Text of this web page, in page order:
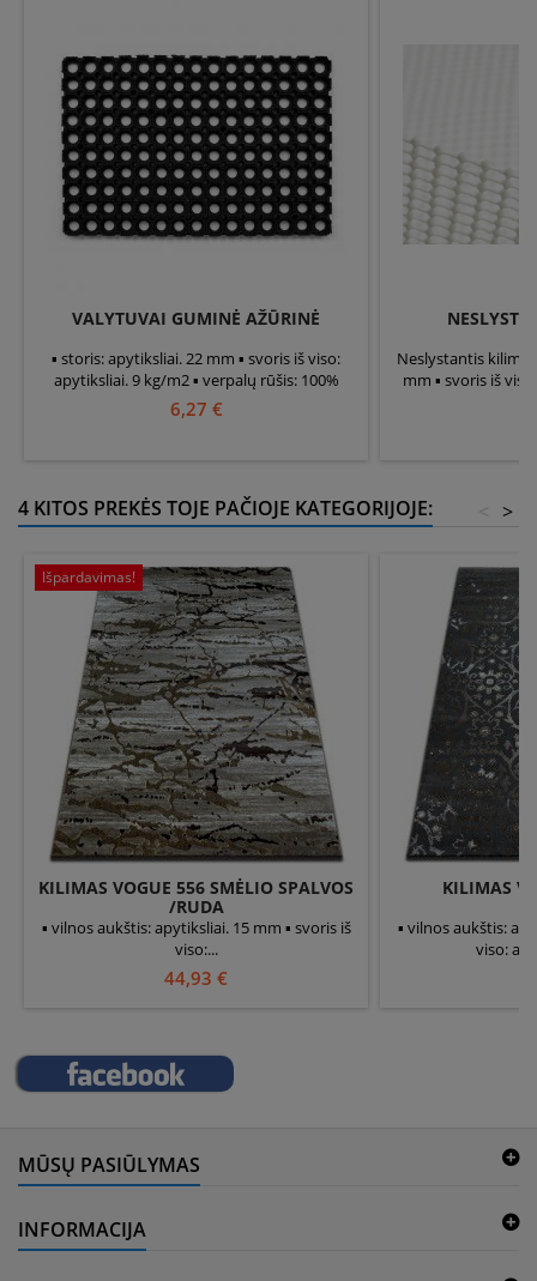
VALYTUVAI GUMINĖ AŽŪRINĖ
▪ storis: apytiksliai. 22 mm ▪ svoris iš viso:
apytiksliai. 9 kg/m2 ▪ verpalų rūšis: 100%
guma
6,27 €
Neslystantis
mm ▪ svoris iš
4 KITOS PREKĖS TOJE PAČIOJE KATEGORIJOJE: >
<
Išpardavimas!
KILIMAS VOGUE 556 SMĖLIO SPALVOS
/RUDA
▪ vilnos aukštis: apytiksliai. 15 mm ▪ svoris iš
viso:...
44,93 €
KILIMAS
▪ vilnos aukštis:
viso:
MŪSŲ PASIŪLYMAS
INFORMACIJA